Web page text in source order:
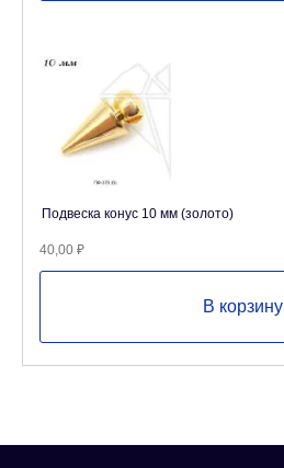
Подвеска конус 10 мм (золото)
40,00 ₽
В корзину